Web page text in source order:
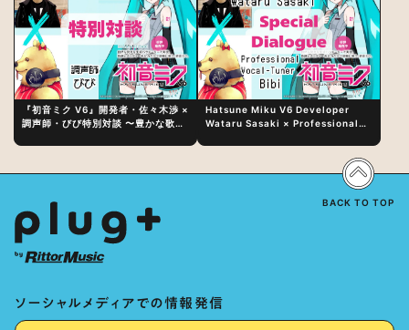
『初音ミク V6』開発者・佐々木渉 ×
調声師・びび特別対談 〜豊かな歌声
Hatsune Miku V6 Developer
Wataru Sasaki × Professional
Vocal Expression Lies in “Love
for the singing characters” and
ソーシャルメディアでの情報発信
BACK TO TOP